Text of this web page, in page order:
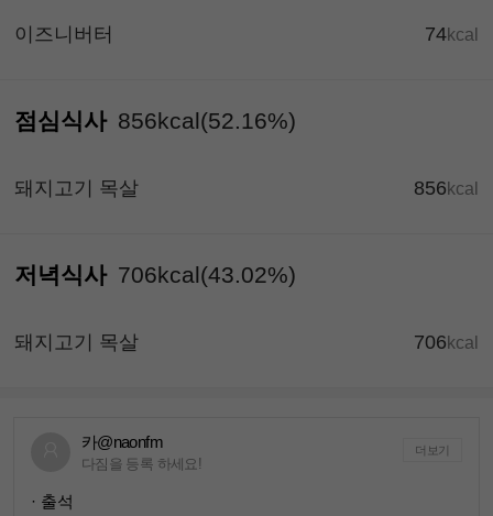
이즈니버터 74kcal
점심식사 856kcal(52.16%)
돼지고기 목살 856 kcal
저녁식사 706kcal(43.02%)
돼지고기 목살 706 kcal
카@naonfm
다짐을 등록 하세요!
더보기
· 출석